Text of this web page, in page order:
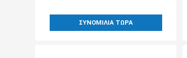
ΣΥΝΟΜΙΛΊΑ ΤΏΡΑ